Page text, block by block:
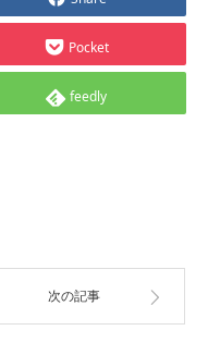
Pocket
feedly
次の記事